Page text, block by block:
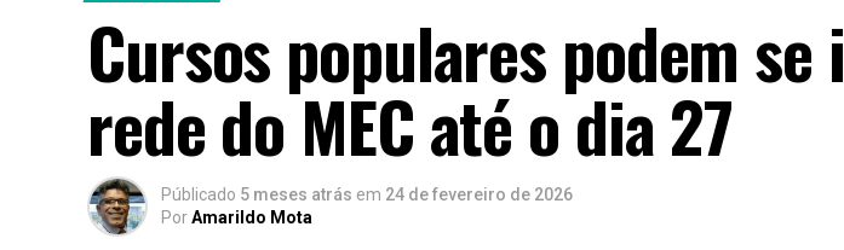
Cursos populares podem
rede do MEC até o dia 27
Públicado 5 meses atrás em 24 de fevereiro de 2026
PorAmarildo Mota